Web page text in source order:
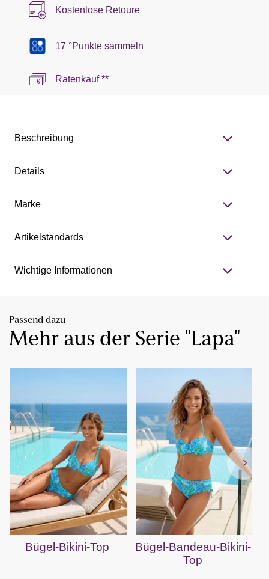
Kostenlose Retoure
17 °Punkte sammeln
Ratenkauf **
Beschreibung
Details
Marke
Artikelstandards
Wichtige Informationen
Passend dazu
Mehr aus der Serie "Lapa"
Bügel-Bikini-Top
Bügel-Bandeau-Bikini-
Top